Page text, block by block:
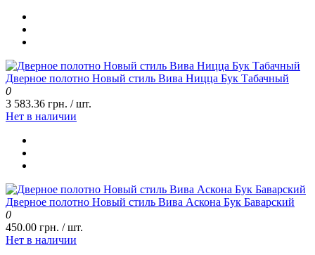
Дверное полотно Новый стиль Вива Ницца Бук Табачный
0
3 583.36 грн. / шт.
Нет в наличии
Дверное полотно Новый стиль Вива Аскона Бук Баварский
0
450.00 грн. / шт.
Нет в наличии